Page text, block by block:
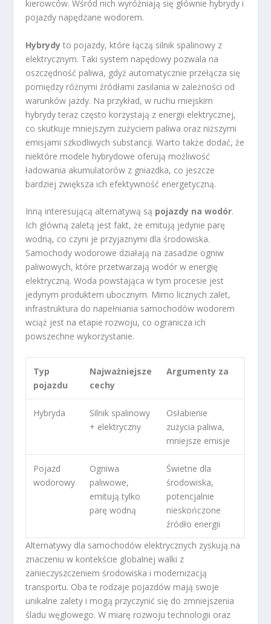
kierowców. Wśród nich wyróżniają się głównie hybrydy i
pojazdy napędzane wodorem.
Hybrydy to pojazdy, które łączą silnik spalinowy z
elektrycznym. Taki system napędowy pozwala na
oszczędność paliwa, gdyż automatycznie przełącza się
pomiędzy różnymi źródłami zasilania w zależności od
warunków jazdy. Na przykład, w ruchu miejskim
hybrydy teraz często korzystają z energii elektrycznej,
co skutkuje mniejszym zużyciem paliwa oraz niższymi
emisjami szkodliwych substancji. Warto także dodać, że
niektóre modele hybrydowe oferują możliwość
ładowania akumulatorów z gniazdka, co jeszcze
bardziej zwiększa ich efektywność energetyczną.
Inną interesującą alternatywą są pojazdy na wodór.
Ich główną zaletą jest fakt, że emitują jedynie parę
wodną, co czyni je przyjaznymi dla środowiska.
Samochody wodorowe działają na zasadzie ogniw
paliwowych, które przetwarzają wodór w energię
elektryczną. Woda powstająca w tym procesie jest
jedynym produktem ubocznym. Mimo licznych zalet,
infrastruktura do napełniania samochodów wodorem
wciąż jest na etapie rozwoju, co ogranicza ich
powszechne wykorzystanie.
Typ
pojazdu
Najważniejsze
cechy
Argumenty za
Hybryda
Silnik spalinowy
+ elektryczny
Osłabienie
zużycia paliwa,
mniejsze emisje
Pojazd
wodorowy
Ogniwa
paliwowe,
emitują tylko
parę wodną
Świetne dla
środowiska,
potencjalnie
nieskończone
źródło energii
Alternatywy dla samochodów elektrycznych zyskują na
znaczeniu w kontekście globalnej walki z
zanieczyszczeniem środowiska i modernizacją
transportu. Oba te rodzaje pojazdów mają swoje
unikalne zalety i mogą przyczynić się do zmniejszenia
śladu węglowego. W miarę rozwoju technologii oraz